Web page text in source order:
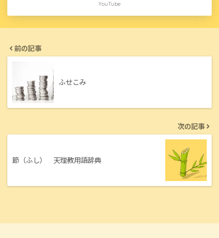
YouTube
前の記事
ふせこみ
次の記事
節（ふし） 天理教用語辞典